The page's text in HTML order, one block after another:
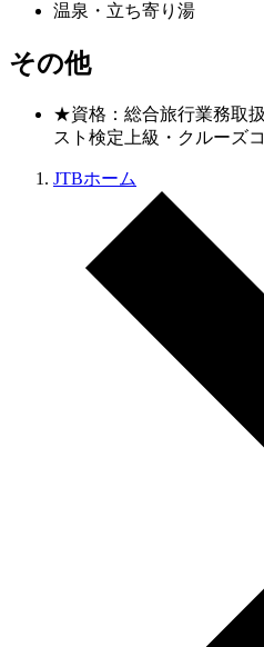
温泉・立ち寄り湯
その他
★資格：総合旅行業務取
スト検定上級・クルーズ
JTBホーム